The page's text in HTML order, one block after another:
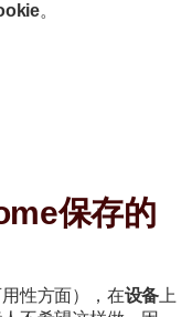
。
保存的
性方面）， 在设备上